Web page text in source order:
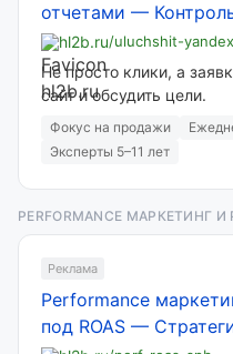
отчетами —
hl2b.ru/uluchshit-yandex
Не просто клики, а
сайт и обсудить цели.
Фокус на продажи
Эксперты 5–11 лет
PERFORMANCE МАРКЕТИНГ
Реклама
Performance
под ROAS —